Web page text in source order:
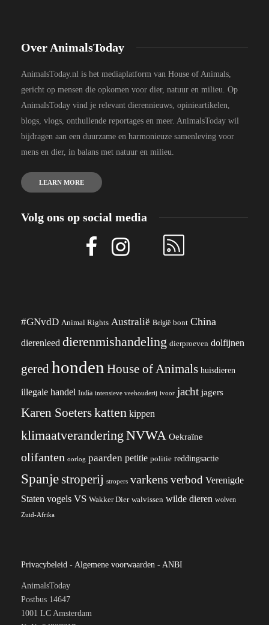
Over AnimalsToday
AnimalsToday.nl is het mediaplatform van House of Animals,
gericht op mensen die opkomen voor dier, natuur en milieu. Op
AnimalsToday vind je relevant dierennieuws, opinieartikelen,
blogs, vlogs, onthullende reportages en meer. AnimalsToday wil
bijdragen aan een duurzame en harmonieuze samenleving voor
mens en dier, in balans met natuur en milieu.
LEARN MORE
Volg ons op social media
#GNvdD Animal Rights Australië België bont China
dierenleed dierenmishandeling dierproeven dolfijnen
gered honden House of Animals huisdieren
illegale handel India intensieve veehouderij ivoor jacht jagers
Karen Soeterskatten kippen
klimaatverandering NVWA Oekraïne
olifanten oorlog paarden petitie politie reddingsactie
Spanjestroperij stropers varkens verbod Verenigde
Staten vogels VS Wakker Dier walvissen wilde dieren wolven
Zuid-Afrika
Privacybeleid - Algemene voorwaarden - ANBI
AnimalsToday
Postbus 14647
1001 LC Amsterdam